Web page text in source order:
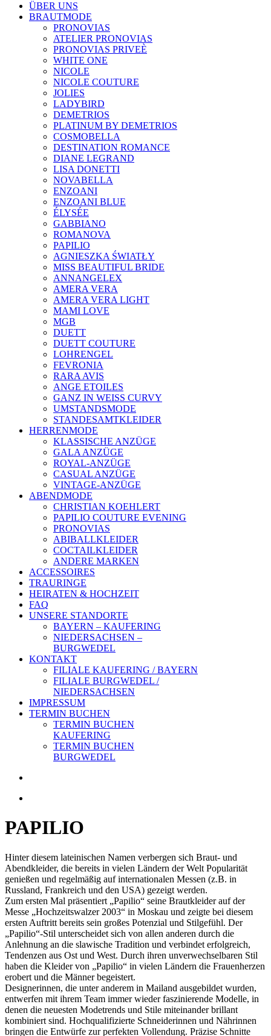
ÜBER UNS
BRAUTMODE
PRONOVIAS
ATELIER PRONOVIAS
PRONOVIAS PRIVEÈ
WHITE ONE
NICOLE
NICOLE COUTURE
JOLIES
LADYBIRD
DEMETRIOS
PLATINUM BY DEMETRIOS
COSMOBELLA
DESTINATION ROMANCE
DIANE LEGRAND
LISA DONETTI
NOVABELLA
ENZOANI
ENZOANI BLUE
ÉLYSÉE
GABBIANO
ROMANOVA
PAPILIO
AGNIESZKA ŚWIATŁY
MISS BEAUTIFUL BRIDE
ANNANGELEX
AMERA VERA
AMERA VERA LIGHT
MAMI LOVE
MGB
DUETT
DUETT COUTURE
LOHRENGEL
FEVRONIA
RARA AVIS
ANGE ETOILES
GANZ IN WEISS CURVY
UMSTANDSMODE
STANDESAMTKLEIDER
HERRENMODE
KLASSISCHE ANZÜGE
GALA ANZÜGE
ROYAL-ANZÜGE
CASUAL ANZÜGE
VINTAGE-ANZÜGE
ABENDMODE
CHRISTIAN KOEHLERT
PAPILIO COUTURE EVENING
PRONOVIAS
ABIBALLKLEIDER
COCTAILKLEIDER
ANDERE MARKEN
ACCESSOIRES
TRAURINGE
HEIRATEN & HOCHZEIT
FAQ
UNSERE STANDORTE
BAYERN – KAUFERING
NIEDERSACHSEN –
BURGWEDEL
KONTAKT
FILIALE KAUFERING / BAYERN
FILIALE BURGWEDEL /
NIEDERSACHSEN
IMPRESSUM
TERMIN BUCHEN
TERMIN BUCHEN
KAUFERING
TERMIN BUCHEN
BURGWEDEL
PAPILIO
Hinter diesem lateinischen Namen verbergen sich Braut- und
Abendkleider, die bereits in vielen Ländern der Welt Popularität
genießen und regelmäßig auf internationalen Messen (z.B. in
Russland, Frankreich und den USA) gezeigt werden.
Zum ersten Mal präsentiert „Papilio“ seine Brautkleider auf der
Messe „Hochzeitswalzer 2003“ in Moskau und zeigte bei diesem
ersten Auftritt bereits sein großes Potenzial und Stilgefühl. Der
„Papilio“-Stil unterscheidet sich von allen anderen durch die
Anlehnung an die slawische Tradition und verbindet erfolgreich,
Tendenzen aus Ost und West. Durch ihren unverwechselbaren Stil
haben die Kleider von „Papilio“ in vielen Ländern die Frauenherzen
erobert und die Männer begeistert.
Designerinnen, die unter anderem in Mailand ausgebildet wurden,
entwerfen mit ihrem Team immer wieder faszinierende Modelle, in
denen die neuesten Modetrends und Stile miteinander brillant
kombiniert sind. Hochqualifizierte Schneiderinnen und Nährinnen
bringen die Entwürfe zur perfekten Vollendung. Präzise Schnitte